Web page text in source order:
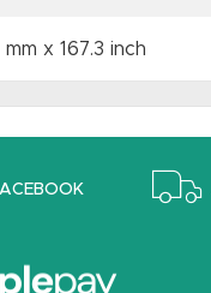
x 167.3 inch